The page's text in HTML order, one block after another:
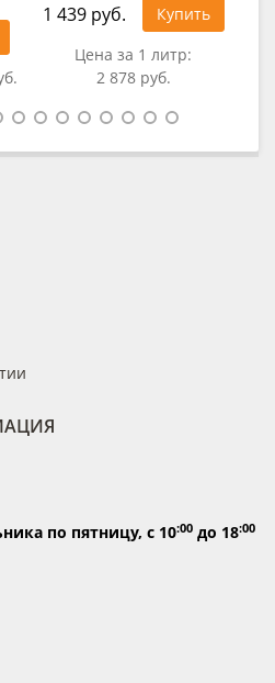
1 439 руб.
Купить
Цена за 1 литр:
2 878 руб.
по пятницу, с 10:00 до 18:00